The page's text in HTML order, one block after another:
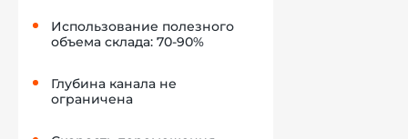
Использование полезного
объема склада: 70-90%
Глубина канала не
ограничена